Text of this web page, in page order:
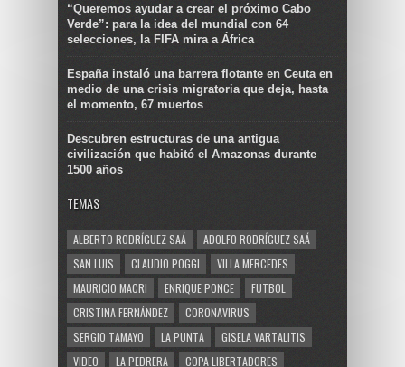
“Queremos ayudar a crear el próximo Cabo
Verde”: para la idea del mundial con 64
selecciones, la FIFA mira a África
España instaló una barrera flotante en Ceuta en
medio de una crisis migratoria que deja, hasta
el momento, 67 muertos
Descubren estructuras de una antigua
civilización que habitó el Amazonas durante
1500 años
TEMAS
ALBERTO RODRÍGUEZ SAÁ
ADOLFO RODRÍGUEZ SAÁ
SAN LUIS
CLAUDIO POGGI
VILLA MERCEDES
MAURICIO MACRI
ENRIQUE PONCE
FUTBOL
CRISTINA FERNÁNDEZ
CORONAVIRUS
SERGIO TAMAYO
LA PUNTA
GISELA VARTALITIS
VIDEO
LA PEDRERA COPA LIBERTADORES